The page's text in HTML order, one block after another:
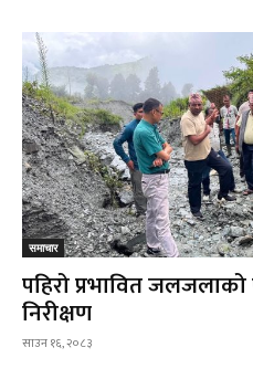
समाचार
पहिरो प्रभावित
निरीक्षण
साउन १६, २०८३